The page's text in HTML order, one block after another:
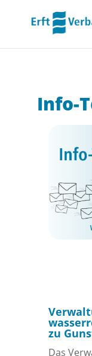
Info-
zu
Das